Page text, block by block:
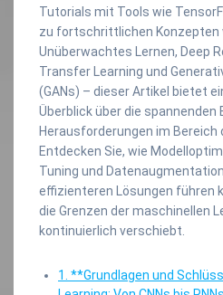
Tutorials mit Tools wie
zu fortschrittlichen Konzepten
Unüberwachtes Lernen, Deep
Transfer Learning und
(GANs) – dieser Artikel bietet
Überblick über die spannenden
Herausforderungen im Bereich
Entdecken Sie, wie
Tuning und
effizienteren Lösungen führen
die Grenzen der maschinellen
kontinuierlich verschiebt.
1. **Grundlagen und